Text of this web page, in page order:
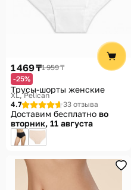
1 469 ₸1 959 ₸
-25%
Трусы-шорты женские
XL Pelican
4.7
33 отзыва
Доставим бесплатно во
вторник, 11 августа